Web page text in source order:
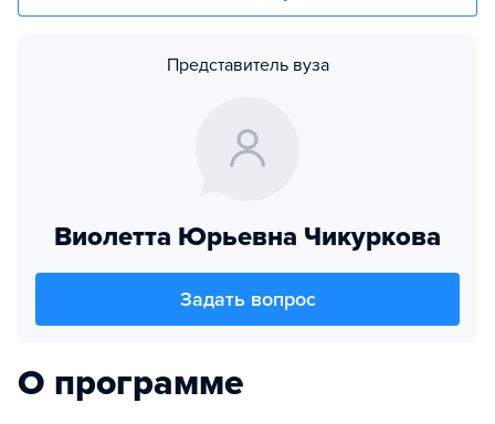
Представитель вуза
Виолетта Юрьевна Чикуркова
Задать вопрос
О программе